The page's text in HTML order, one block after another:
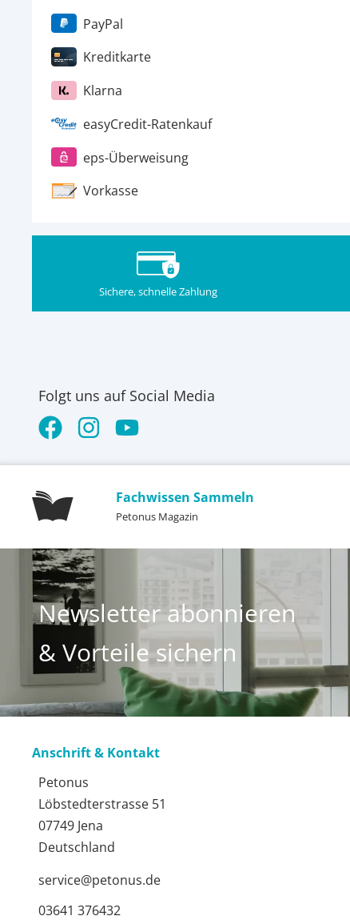
PayPal
Kreditkarte
Klarna
easyCredit-Ratenkauf
eps-Überweisung
Vorkasse
Sichere, schnelle Zahlung
Folgt uns auf Social Media
Fachwissen Sammeln
Petonus Magazin
Newsletter abonnieren
& Vorteile sichern
Anschrift & Kontakt
Petonus
Löbstedterstrasse 51
07749 Jena
Deutschland
service@petonus.de
03641 376432